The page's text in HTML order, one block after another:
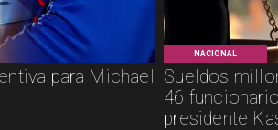
para Michael
NACIONAL
Sueldos
46
presidente